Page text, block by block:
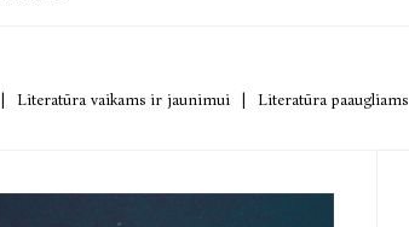
Literatūra vaikams ir jaunimui Literatūra paaugliams